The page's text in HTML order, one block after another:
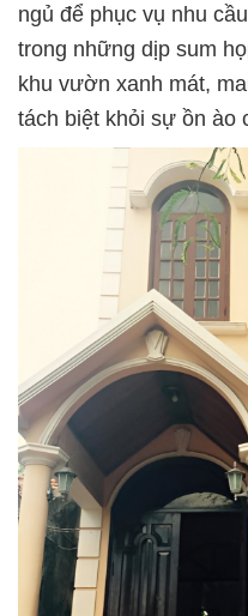
ngủ để phục vụ nhu
trong những dịp sum
khu vườn xanh mát,
tách biệt khỏi sự ồn ào